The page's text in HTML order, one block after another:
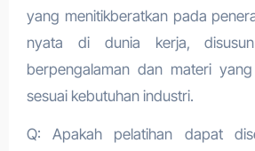
yang menitikberatkan pada
nyata di dunia kerja,
berpengalaman dan materi
sesuai kebutuhan industri.
Q: Apakah pelatihan dapat